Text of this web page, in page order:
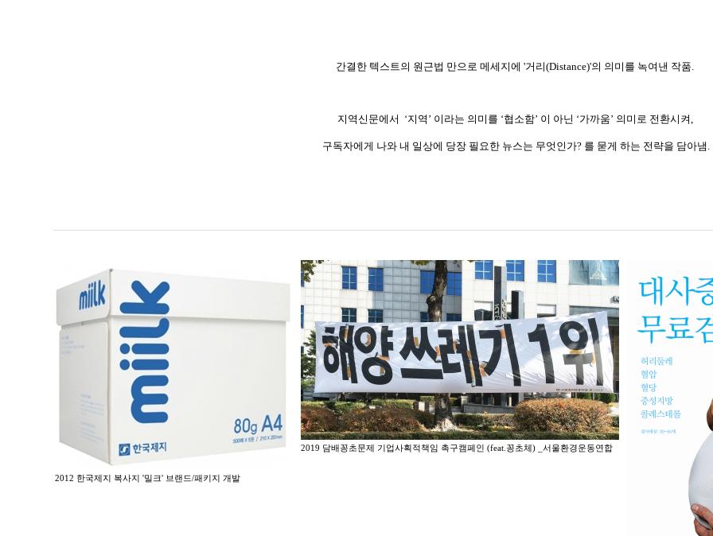
간결한 텍스트의 원근법 만으로 메세지에 '거리(Distance)'의 의미를 녹여낸 작품.
지역신문에서 ‘지역’ 이라는 의미를 ‘협소함’ 이 아닌 ‘가까움’ 의미로 전환시켜,
구독자에게 나와 내 일상에 당장 필요한 뉴스는 무엇인가? 를 묻게 하는 전략을 담아
2012 한국제지 복사지 '밀크' 브랜드/패키지 개발
2019 담배꽁초문제 기업사획적책임 촉구캠페인 (feat.꽁초체) _서울환경운동연합